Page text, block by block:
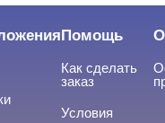
Помощь
Как сделать
заказ
Условия